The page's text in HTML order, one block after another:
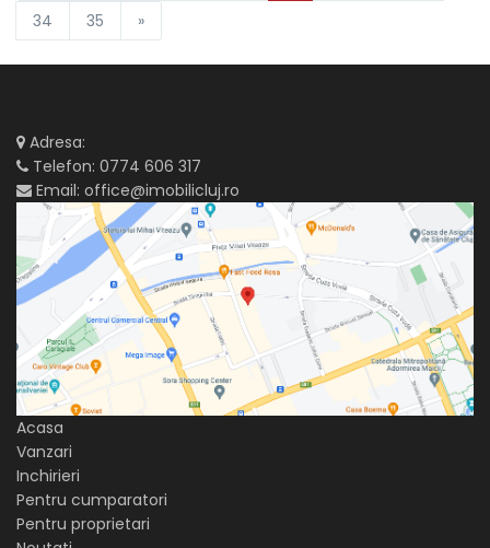
34
35 »
Adresa:
Telefon: 0774 606 317
Email: office@imobilicluj.ro
Acasa
Vanzari
Inchirieri
Pentru cumparatori
Pentru proprietari